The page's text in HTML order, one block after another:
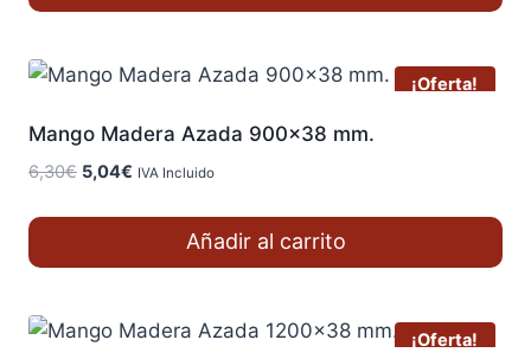
¡Oferta!
Mango Madera Azada 900×38 mm.
6,30€ El
5,04€ El
IVA Incluido
Añadir al carrito
¡Oferta!